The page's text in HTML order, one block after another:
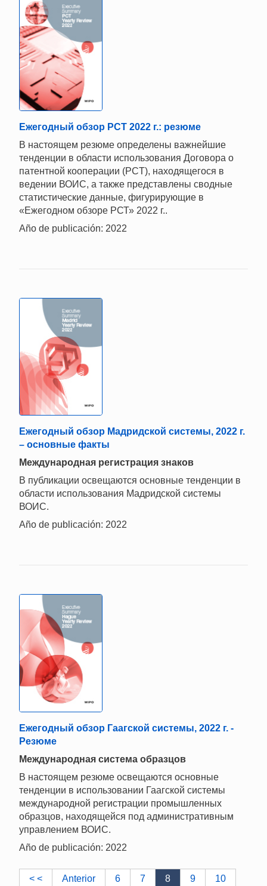
Ежегодный обзор РСТ 2022 г.: резюме
В настоящем резюме определены важнейшие
тенденции в области использования Договора о
патентной кооперации (PCT), находящегося в
ведении ВОИС, а также представлены сводные
статистические данные, фигурирующие в
«Ежегодном обзоре РСТ» 2022 г..
Año de publicación: 2022
Ежегодный обзор Мадридской системы, 2022 г.
– основные факты
Международная регистрация знаков
В публикации освещаются основные тенденции в
области использования Мадридской системы
ВОИС.
Año de publicación: 2022
Ежегодный обзор Гаагской системы, 2022 г. -
Резюме
Mеждународная система образцов
В настоящем резюме освещаются основные
тенденции в использовании Гаагской системы
международной регистрации промышленных
образцов, находящейся под административным
управлением ВОИС.
Año de publicación: 2022
< < Anterior 6 7 8 9 10